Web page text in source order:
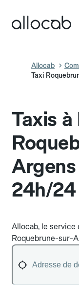
Allocab
Taxi
Taxis à
Argens
24h/
Allocab, le service
Roquebrune-sur-